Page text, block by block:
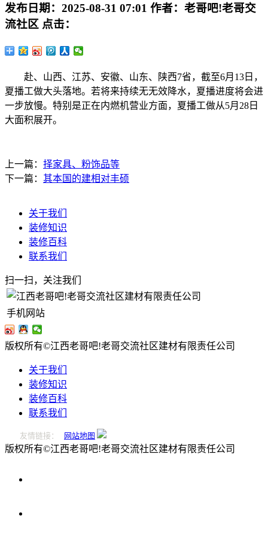
发布日期： 2025-08-31 07:01 作者： 老哥吧!老哥交
流社区 点击：
赴、山西、江苏、安徽、山东、陕西7省，截至6月13日，
夏播工做大头落地。若将来持续无无效降水，夏播进度将会进
一步放慢。特别是正在内燃机营业方面，夏播工做从5月28日
大面积展开。
上一篇： 择家具、粉饰品等
下一篇： 其本国的建相对丰硕
关于我们
装修知识
装修百科
联系我们
扫一扫，关注我们
手机网站
版权所有©江西老哥吧!老哥交流社区建材有限责任公司
关于我们
装修知识
装修百科
联系我们
友情链接： 网站地图
版权所有©江西老哥吧!老哥交流社区建材有限责任公司